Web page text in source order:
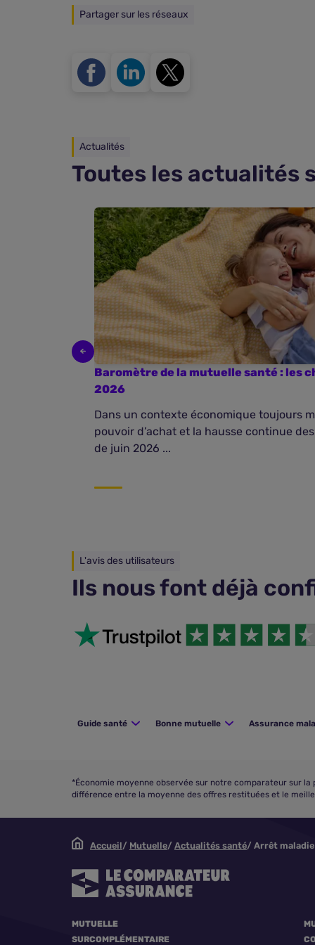
Partager sur les réseaux
Actualités
Toutes les actualités
Baromètre de la mutuelle santé : les
2026
Dans un contexte économique toujours
pouvoir d’achat et la hausse continue
de juin 2026 ...
L'avis des utilisateurs
Ils nous font déjà
Guide santé Bonne mutuelle Assurance
*Économie moyenne observée sur notre comparateur sur
différence entre la moyenne des offres restituées et le
Accueil Mutuelle Actualités santé Arrêt
MUTUELLE
SURCOMPLÉMENTAIRE